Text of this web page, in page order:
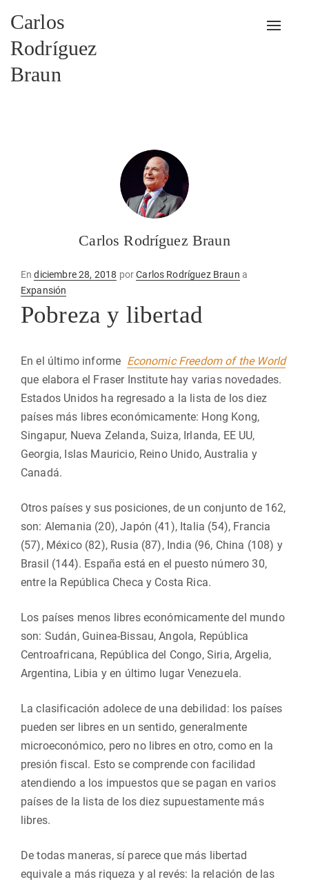
Carlos
Rodríguez
Braun
Carlos Rodríguez Braun
EnPublicado
en
diciembre 28, 2018 porCarlos Rodríguez Braun a
Expansión
Pobreza y libertad
En el último informe Economic Freedom of the World
que elabora el Fraser Institute hay varias novedades.
Estados Unidos ha regresado a la lista de los diez
países más libres económicamente: Hong Kong,
Singapur, Nueva Zelanda, Suiza, Irlanda, EE UU,
Georgia, Islas Mauricio, Reino Unido, Australia y
Canadá.
Otros países y sus posiciones, de un conjunto de 162,
son: Alemania (20), Japón (41), Italia (54), Francia
(57), México (82), Rusia (87), India (96, China (108) y
Brasil (144). España está en el puesto número 30,
entre la República Checa y Costa Rica.
Los países menos libres económicamente del mundo
son: Sudán, Guinea-Bissau, Angola, República
Centroafricana, República del Congo, Siria, Argelia,
Argentina, Libia y en último lugar Venezuela.
La clasificación adolece de una debilidad: los países
pueden ser libres en un sentido, generalmente
microeconómico, pero no libres en otro, como en la
presión fiscal. Esto se comprende con facilidad
atendiendo a los impuestos que se pagan en varios
países de la lista de los diez supuestamente más
libres.
De todas maneras, sí parece que más libertad
equivale a más riqueza y al revés: la relación de las